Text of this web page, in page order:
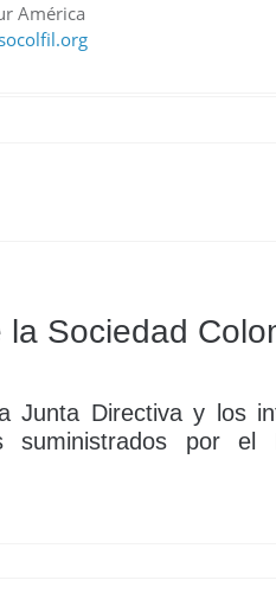
América
Sociedad
Junta Directiva y los
por el